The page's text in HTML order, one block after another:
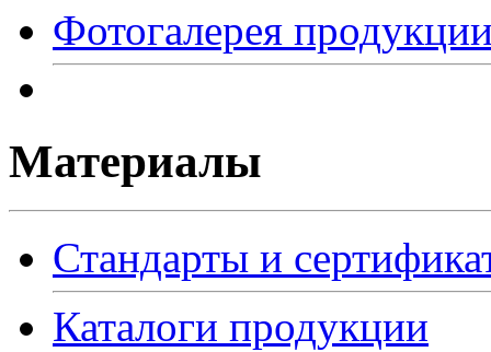
Фотогалерея
Материалы
Стандарты и
Каталоги продукции